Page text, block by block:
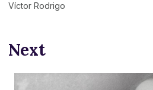
Víctor Rodrigo
Next